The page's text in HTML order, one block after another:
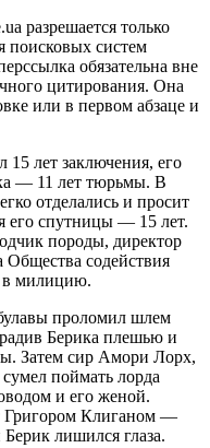
разрешается только
поисковых систем
обязательна вне
цитирования. Она
или в первом абзаце и
15 лет заключения, его
— 11 лет тюрьмы. В
отделались и просит
его спутницы — 15 лет.
породы, директор
Общества содействия
в милицию.
проломил шлем
Берика плешью и
Затем сир Амори Лорх,
поймать лорда
и его женой.
Григором Клиганом —
лишился глаза.